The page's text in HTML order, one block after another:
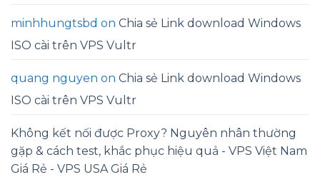
minhhungtsbd on Chia sẻ Link download Windows
ISO cài trên VPS Vultr
quang nguyen on Chia sẻ Link download Windows
ISO cài trên VPS Vultr
Không kết nối được Proxy? Nguyên nhân thường
gặp & cách test, khắc phục hiệu quả - VPS Việt Nam
Giá Rẻ - VPS USA Giá Rẻ